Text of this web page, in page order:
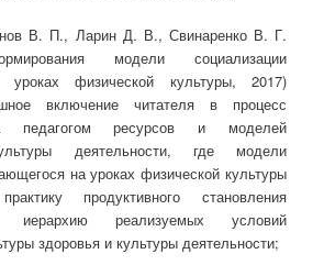
В. П., Ларин Д. В., Свинаренко В. Г.
модели социализации
уроках физической культуры, 2017)
включение читателя в процесс
педагогом ресурсов и моделей
деятельности, где модели
на уроках физической культуры
продуктивного становления
иерархию реализуемых условий
здоровья и культуры деятельности;